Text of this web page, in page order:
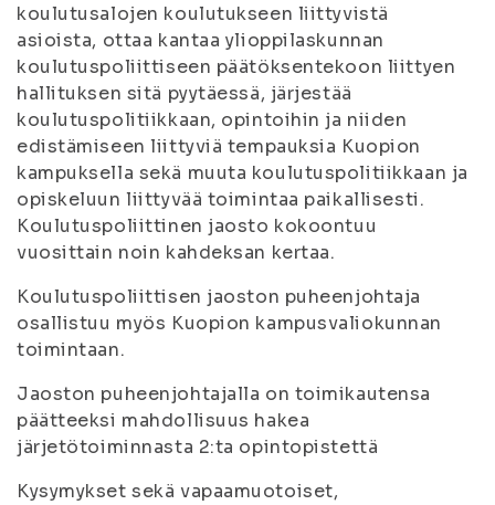
koulutusalojen koulutukseen liittyvistä
asioista, ottaa kantaa ylioppilaskunnan
koulutuspoliittiseen päätöksentekoon liittyen
hallituksen sitä pyytäessä, järjestää
koulutuspolitiikkaan, opintoihin ja niiden
edistämiseen liittyviä tempauksia Kuopion
kampuksella sekä muuta koulutuspolitiikkaan ja
opiskeluun liittyvää toimintaa paikallisesti.
Koulutuspoliittinen jaosto kokoontuu
vuosittain noin kahdeksan kertaa.
Koulutuspoliittisen jaoston puheenjohtaja
osallistuu myös Kuopion kampusvaliokunnan
toimintaan.
Jaoston puheenjohtajalla on toimikautensa
päätteeksi mahdollisuus hakea
järjetötoiminnasta 2:ta opintopistettä
Kysymykset sekä vapaamuotoiset,